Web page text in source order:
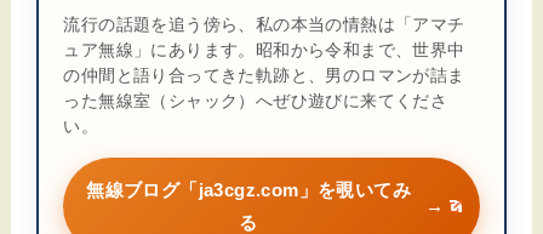
流行の話題を追う傍ら、私の本当の情熱は「アマチ
ュア無線」にあります。昭和から令和まで、世界中
の仲間と語り合ってきた軌跡と、男のロマンが詰ま
った無線室（シャック）へぜひ遊びに来てくださ
い。
無線ブログ「ja3cgz.com」を覗いてみ
る
→